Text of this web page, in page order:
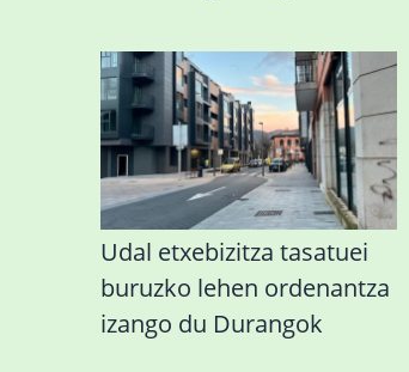
Udal etxebizitza tasatuei
buruzko lehen ordenantza
izango du Durangok